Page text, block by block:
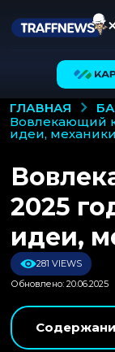
ГЛАВНАЯ
вовлекающий контент в 2025 году: примеры,
идеи, механики
2025
идеи,
281 VIEWS
Обновлено: 20.06.2025